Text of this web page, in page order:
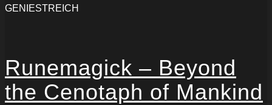
GENIESTREICH
Runemagick – Beyond
the Cenotaph of Mankind